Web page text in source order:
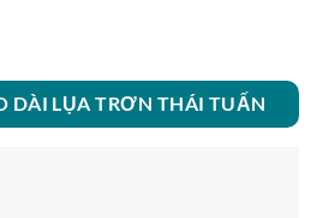
DÀI LỤA TRƠN THÁI TUẤN